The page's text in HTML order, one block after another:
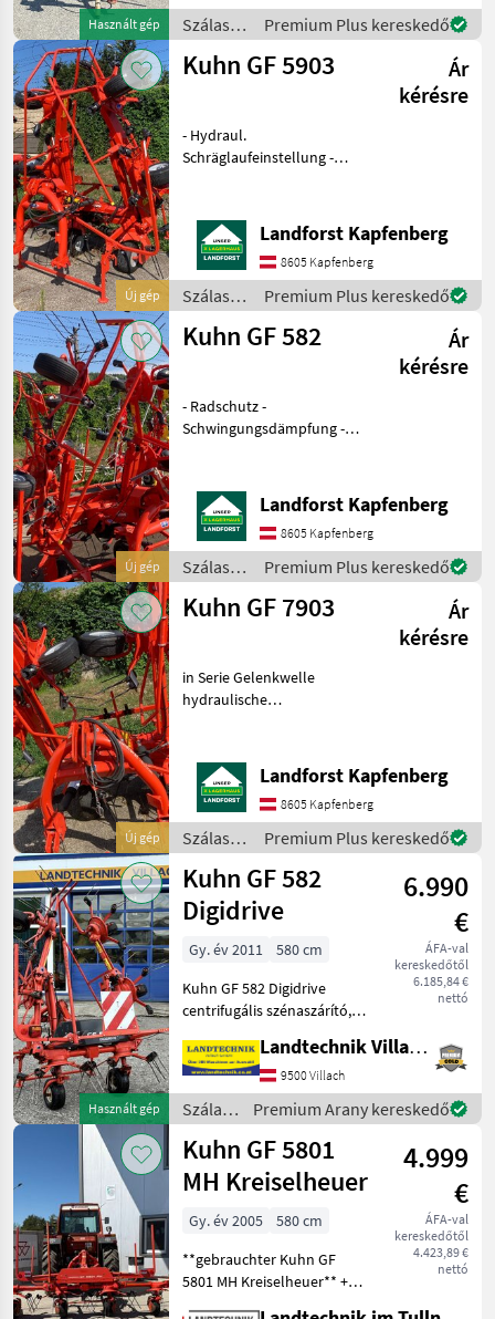
Használt gép
Wartezeiten oder
Wegstrecken zu ersp
Szálastakarmány
betakarítók
/ Kuhn
Premium Plus kereskedő
Új gép
Kuhn GF 5903
Ár
kérésre
- Hydraul.
Schräglaufeinstellung -
Gelenkwelle - Wickelschutz
- Beleuchtung Um Ihnen
unnötige Wartezeiten oder
Wegstr
Landforst Kapfenberg
8605 Kapfenberg
Szálastakarmány
betakarítók
/ Kuhn
Premium Plus kereskedő
Új gép
Kuhn GF 582
Ár
kérésre
- Radschutz -
Schwingungsdämpfung -
Wegstrecken zu ersparen,
bitten wir Sie um vorherige
Kontaktaufnahme, falls Sie
eine
Landforst Kapfenberg
8605 Kapfenberg
Szálastakarmány
betakarítók
/ Kuhn
Premium Plus kereskedő
Új gép
Kuhn GF 7903
Ár
kérésre
in Serie Gelenkwelle
hydraulische
3-Punkt Anbau mit
Schwenkbock Um Ihnen
unnötige Wartezeiten oder
Wegstrecken
Landforst Kapfenberg
8605 Kapfenberg
Szálastakarmány
betakarítók
/ Kuhn
Premium Plus kereskedő
Használt gép
Kuhn GF 582
Digidrive
6.990
€
ÁFA-val
kereskedőtől
6.185,84 €
nettó
Gy. év 2011
580 cm
Kuhn GF 582 Digidrive
centrifugális szénaszárító, 6
5 fogkaros karral,
lengőkeret lengéscsillapító
rudakkal, hidraulikus
összecsukás, ka
Landtechnik Villach GmbH
9500 Villach
Szálastakarmány
betakarítók
/ Kuhn
Premium Arany kereskedő
Kuhn GF 5801
MH Kreiselheuer
4.999
€
ÁFA-val
kereskedőtől
4.423,89 €
nettó
Gy. év 2005
580 cm
**gebrauchter Kuhn GF
5801 MH Kreiselheuer** +